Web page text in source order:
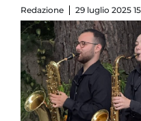
Redazione 29 luglio 2025